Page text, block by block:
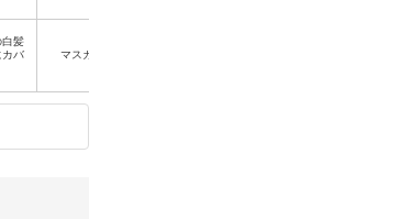
白髪
カバ
マスカラ